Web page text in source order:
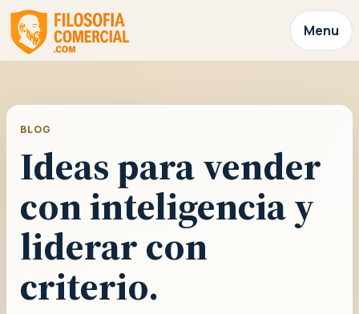
Menu
BLOG
Ideas para vender
con inteligencia y
liderar con
criterio.